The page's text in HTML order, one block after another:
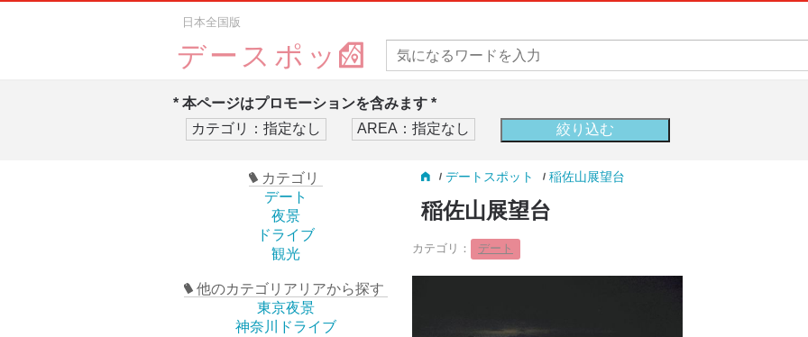
日本全国版
デースポッ
* 本ページはプロモーションを含みます *
カテゴリ
デート
夜景
ドライブ
観光
他のカテゴリアリアから探す
東京夜景
神奈川ドライブ
デートスポット 稲佐山展望台
稲佐山展望台
カテゴリ： デート